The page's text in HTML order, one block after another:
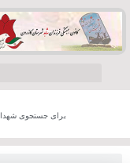
برای جستجوی شهدای